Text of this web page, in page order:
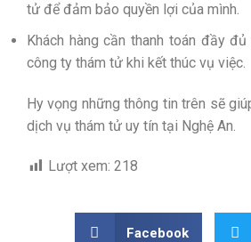
tử để đảm bảo quyền lợi của mình.
Khách hàng cần thanh toán đầy
công ty thám tử khi kết thúc vụ việc.
Hy vọng những thông tin trên sẽ
dịch vụ thám tử uy tín tại Nghệ An.
Lượt xem: 218
Facebook